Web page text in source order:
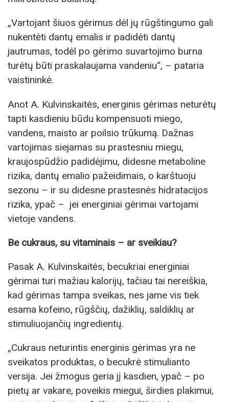
„Vartojant šiuos gėrimus dėl jų rūgštingumo gali
nukentėti dantų emalis ir padidėti dantų
jautrumas, todėl po gėrimo suvartojimo burna
turėtų būti praskalaujama vandeniu“, – pataria
vaistininkė.
Anot A. Kulvinskaitės, energinis gėrimas neturėtų
tapti kasdieniu būdu kompensuoti miego,
vandens, maisto ar poilsio trūkumą. Dažnas
vartojimas siejamas su prastesniu miegu,
kraujospūdžio padidėjimu, didesne metaboline
rizika, dantų emalio pažeidimais, o karštuoju
sezonu – ir su didesne prastesnės hidratacijos
rizika, ypač – jei energiniai gėrimai vartojami
vietoje vandens.
Be cukraus, su vitaminais – ar sveikiau?
Pasak A. Kulvinskaitės, becukriai energiniai
gėrimai turi mažiau kalorijų, tačiau tai nereiškia,
kad gėrimas tampa sveikas, nes jame vis tiek
esama kofeino, rūgščių, dažiklių, saldiklių ar
stimuliuojančių ingredientų.
„Cukraus neturintis energinis gėrimas yra ne
sveikatos produktas, o becukrė stimulianto
versija. Jei žmogus geria jį kasdien, ypač – po
pietų ar vakare, poveikis miegui, širdies plakimui,